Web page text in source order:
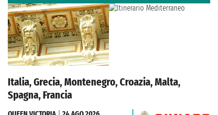
Italia, Grecia, Montenegro, Croazia, Malta,
Spagna, Francia